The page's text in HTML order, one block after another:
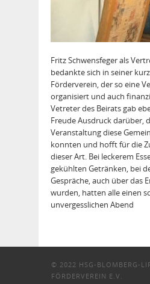
Fritz Schwensfeger als
bedankte sich in seiner
Förderverein, der so eine
organisiert und auch
Vetreter des Beirats gab
Freude Ausdruck darüber,
Veranstaltung diese
konnten und hofft für die
dieser Art. Bei leckerem
gekühlten Getränken, bei
Gespräche, auch über das
wurden, hatten alle einen
unvergesslichen Abend
© 2022 HSG-BLOMBERG-
FÖRDERVEREIN E.V.